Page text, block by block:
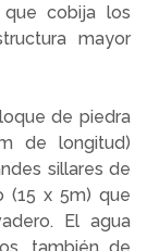
cobija los
mayor
de piedra
de longitud)
sillares de
(15 x 5m) que
El agua